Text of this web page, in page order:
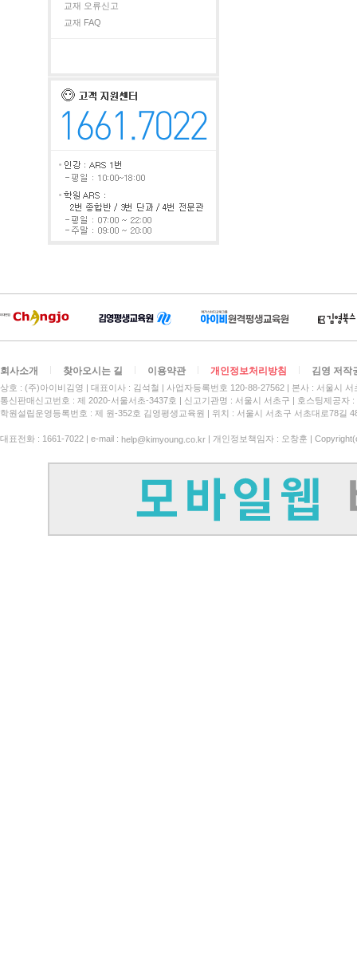
교재 오류신고
교재 FAQ
회사소개 찾아오시는 길 이용약관 개인정보처리방침 김영 저작
상호 : (주)아이비김영 대표이사 : 김석철 사업자등록번호 120-88-27562
본사 : 서울시
통신판매신고번호 : 제 2020-서울서초-3437호
신고기관명 : 서울시 서초구
호스팅제공자
학원설립운영등록번호 : 제 원-352호 김영평생교육원 | 위치 : 서울시 서초구 서초대로78길
대표전화 : 1661-7022 | e-mail : help@kimyoung.co.kr | 개인정보책임자 : 오창훈 |